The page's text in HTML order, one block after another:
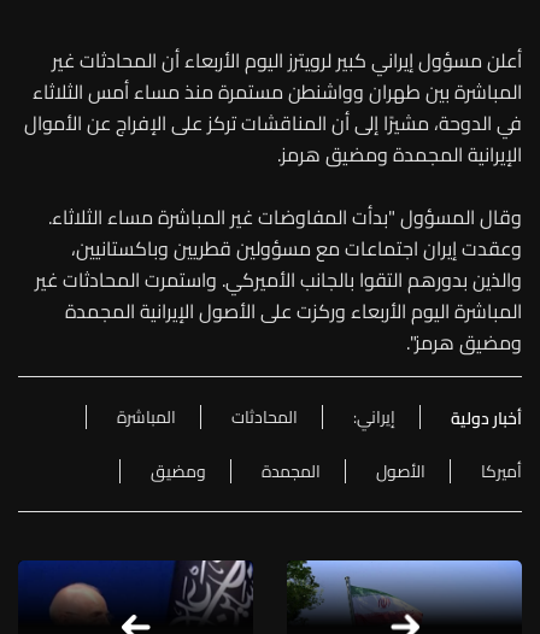
أعلن مسؤول إيراني كبير لرويترز اليوم الأربعاء أن المحادثات غير
المباشرة بين طهران وواشنطن مستمرة منذ مساء أمس الثلاثاء
في الدوحة، مشيرًا إلى أن المناقشات تركز على الإفراج عن الأموال
الإيرانية المجمدة ومضيق هرمز.
وقال المسؤول "بدأت المفاوضات غير المباشرة مساء الثلاثاء.
وعقدت إيران اجتماعات مع مسؤولين قطريين وباكستانيين،
والذين بدورهم التقوا بالجانب الأميركي. واستمرت المحادثات غير
المباشرة اليوم الأربعاء وركزت على الأصول الإيرانية المجمدة
ومضيق هرمز".
أخبار دولية إيراني: المحادثات
المباشرة
أميركا
الأصول المجمدة ومضيق